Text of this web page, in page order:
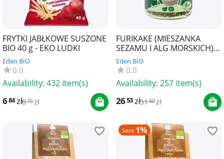
FRYTKI JABŁKOWE SUSZONE
BIO 40 g - EKO LUDKI
Eden BIO
0.0
Availability: 432 item(s)
684zł875 zł
FURIKAKE (MIESZANKA
SEZAMU I ALG MORSKICH)
BIO 100 g - TERRASANA
Eden BIO
0.0
Availability: 257 item(s)
2653zł3190 zł
Save 1%